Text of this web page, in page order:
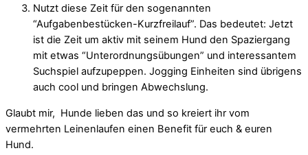
Nutzt diese Zeit für den sogenannten
“Aufgabenbestücken-Kurzfreilauf”. Das bedeutet: Jetzt
ist die Zeit um aktiv mit seinem Hund den Spaziergang
mit etwas “Unterordnungsübungen” und interessantem
Suchspiel aufzupeppen. Jogging Einheiten sind übrigens
auch cool und bringen Abwechslung.
Glaubt mir, Hunde lieben das und so kreiert ihr vom
vermehrten Leinenlaufen einen Benefit für euch & euren
Hund.